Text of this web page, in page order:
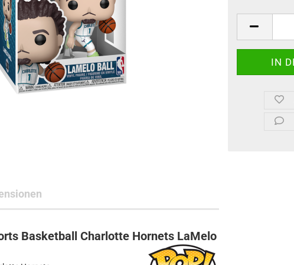
Toys
Subjects
Hersteller
Basketball Charlotte Hornets LaMelo